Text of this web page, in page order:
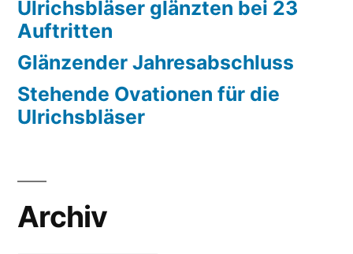
Ulrichsbläser glänzten bei 23
Auftritten
Glänzender Jahresabschluss
Stehende Ovationen für die
Ulrichsbläser
Archiv